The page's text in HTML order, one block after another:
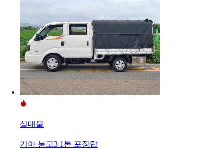
실매물
기아 봉고3 1톤 포장탑